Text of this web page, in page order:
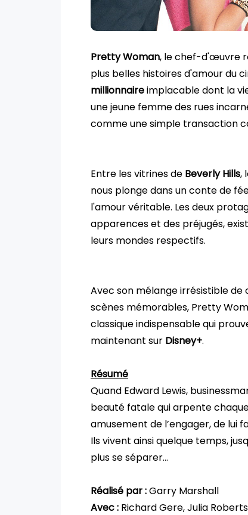
Pretty Woman, le chef-d'œuvre
plus belles histoires d'amour du
millionnaireimplacable dont la
une jeune femme des rues
comme une simple transaction
Entre les vitrines de Beverly Hills,
nous plonge dans un conte de
l'amour véritable. Les deux
apparences et des préjugés,
leurs mondes respectifs.
Avec son mélange irrésistible
scènes mémorables, Pretty
classique indispensable qui
maintenant sur Disney+.
Résumé
Quand Edward Lewis,
beauté fatale qui arpente
amusement de l’engager, de lui
Ils vivent ainsi quelque temps,
plus se séparer…
Réalisé par :Garry Marshall
Avec : Richard Gere, Julia